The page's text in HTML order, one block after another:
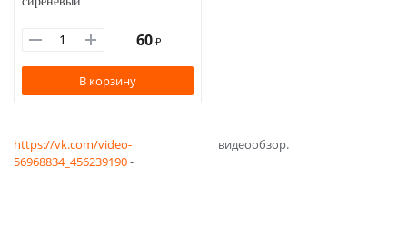
60 ₽
В корзину
https://vk.com/video-
56968834_456239190-
видеообзор.